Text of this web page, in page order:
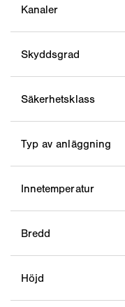
Kanaler
Skyddsgrad
Säkerhetsklass
Typ av anläggning
Innetemperatur
Bredd
Höjd